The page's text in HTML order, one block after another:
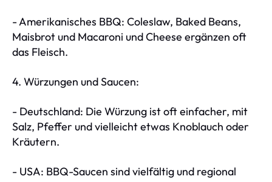
- Amerikanisches BBQ: Coleslaw, Baked Beans,
Maisbrot und Macaroni und Cheese ergänzen oft
das Fleisch.
4. Würzungen und Saucen:
- Deutschland: Die Würzung ist oft einfacher, mit
Salz, Pfeffer und vielleicht etwas Knoblauch oder
Kräutern.
- USA: BBQ-Saucen sind vielfältig und regional